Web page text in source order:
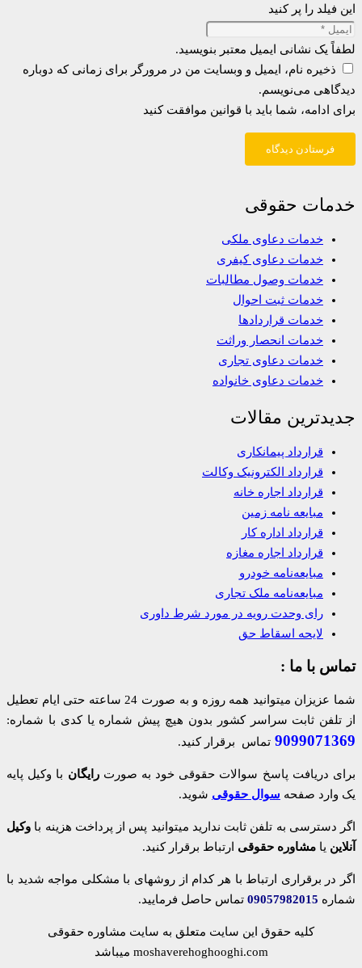
این فیلد را پر کنید
لطفاً یک نشانی ایمیل معتبر بنویسید.
ذخیره نام، ایمیل و وبسایت من در مرورگر برای زمانی که دوباره
دیدگاهی می‌نویسم.
برای ادامه، شما باید با قوانین موافقت کنید
فرستادن دیدگاه
خدمات حقوقی
خدمات دعاوی ملکی
خدمات دعاوی کیفری
خدمات وصول مطالبات
خدمات ثبت احوال
خدمات قراردادها
خدمات انحصار وراثت
خدمات دعاوی تجاری
خدمات دعاوی خانواده
جدیدترین مقالات
قرارداد پیمانکاری
قرارداد الکترونیک وکالت
قرارداد اجاره خانه
مبایعه نامه زمین
قرارداد اداره کار
قرارداد اجاره مغازه
مبایعه‌نامه خودرو
مبایعه‌نامه ملک تجاری
رای وحدت رویه در مورد شرط داوری
لایحه اسقاط حق
تماس با ما :
شما عزیزان میتوانید همه روزه و به صورت 24 ساعته حتی ایام تعطیل
از تلفن ثابت سراسر کشور بدون هیچ پیش شماره یا کدی با شماره:
9099071369 تماس برقرار کنید.
برای دریافت پاسخ سوالات حقوقی خود به صورت رایگان با وکیل پایه
یک وارد صفحه سوال حقوقی شوید.
اگر دسترسی به تلفن ثابت ندارید میتوانید پس از پرداخت هزینه با وکیل
آنلاین یا مشاوره حقوقی ارتباط برقرار کنید.
اگر در برقراری ارتباط با هر کدام از روشهای با مشکلی مواجه شدید با
شماره 09057982015 تماس حاصل فرمایید.
کلیه حقوق این سایت متعلق به سایت مشاوره حقوقی
moshaverehoghooghi.com میباشد